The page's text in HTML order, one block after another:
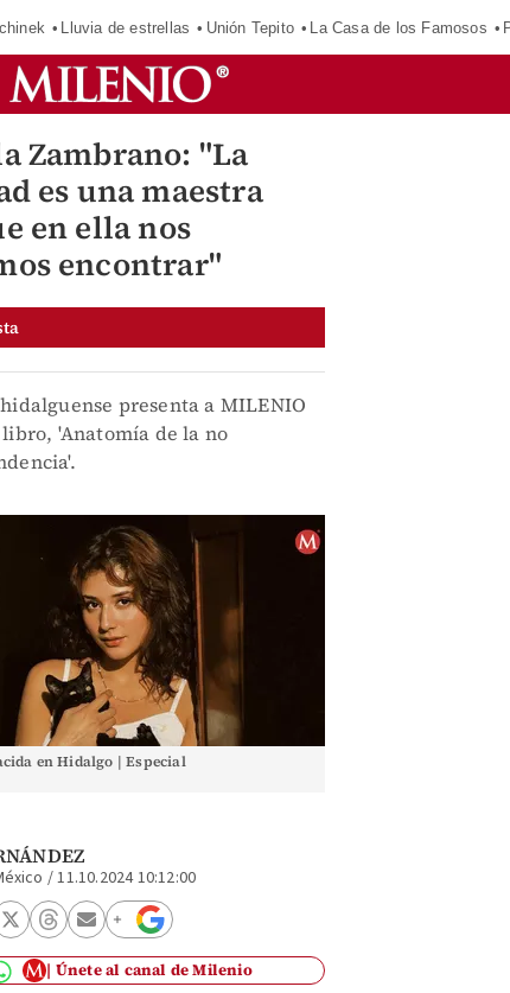
Lluvia de estrellas Unión Tepito La Casa de los Famosos
Zambrano: "La
es una maestra
en ella nos
encontrar"
presenta a MILENIO
'Anatomía de la no
en Hidalgo | Especial
/11.10.2024 10:12:00
Únete al canal de Milenio